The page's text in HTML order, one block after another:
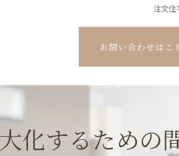
注文
お問い合わせはこ
化するための